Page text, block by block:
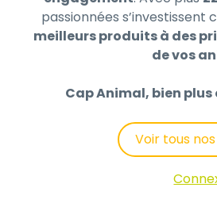
g 0,60 1,6
g 0,25 0,6
g 0,75 1,9
passionnées s’investissent
meilleurs produits à des
de vos
Cap Animal, bien
Voir tous